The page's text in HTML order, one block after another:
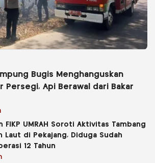
Bugis Menghanguskan
Persegi, Api Berawal dari Bakar
FIKP UMRAH Soroti Aktivitas Tambang
Laut di Pekajang, Diduga Sudah
12 Tahun